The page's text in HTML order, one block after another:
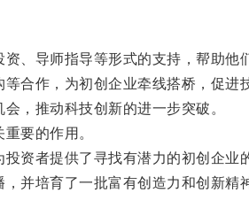
导师指导等形式的支持，帮助他
作，为初创企业牵线搭桥，促进
，推动科技创新的进一步突破。
要的作用。
者提供了寻找有潜力的初创企业
培育了一批富有创造力和创新精